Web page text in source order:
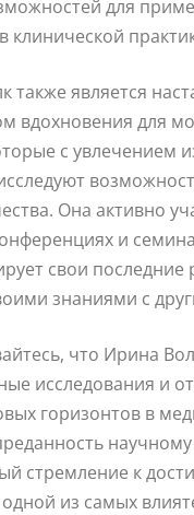
для
клинической
также является
вдохновения для
с увлечением
Она активно
и
свои последние
знаниями с
что Ирина
исследования и
горизонтов в
стремление к
из самых